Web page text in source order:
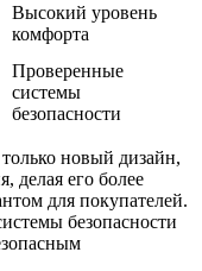
Высокий уровень
комфорта
Проверенные
системы
безопасности
новый дизайн,
делая его более
для покупателей.
безопасности